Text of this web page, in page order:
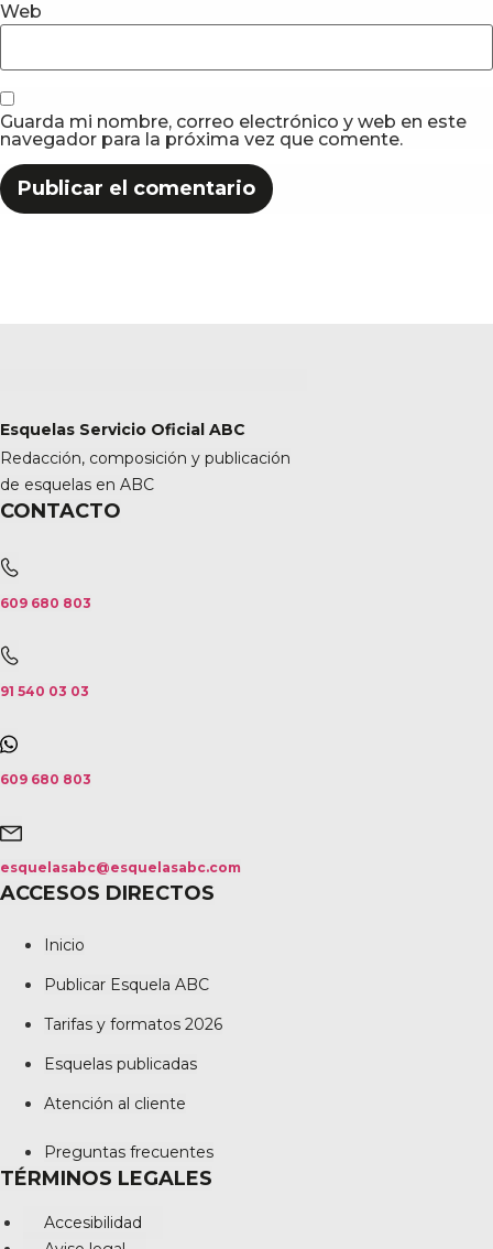
Web
Guarda mi nombre, correo electrónico y web en este
navegador para la próxima vez que comente.
Esquelas Servicio Oficial ABC
Redacción, composición y publicación
de esquelas en ABC
CONTACTO
609 680 803
91 540 03 03
609 680 803
esquelasabc@esquelasabc.com
ACCESOS DIRECTOS
Inicio
Publicar Esquela ABC
Tarifas y formatos 2026
Esquelas publicadas
Atención al cliente
Preguntas frecuentes
TÉRMINOS LEGALES
Accesibilidad